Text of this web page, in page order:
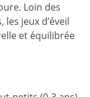
Loin des
jeux d’éveil
et équilibrée